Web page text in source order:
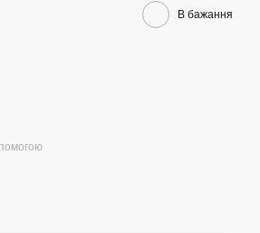
В бажання